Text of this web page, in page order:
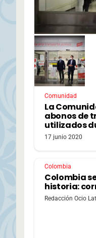
Comunidad
La
abonos de
utilizados
17 junio 2020
Colombia
Colombia
historia:
Redacción Ocio